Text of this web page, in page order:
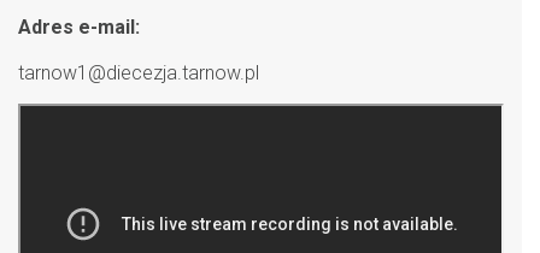
Adres e-mail:
tarnow1@diecezja.tarnow.pl